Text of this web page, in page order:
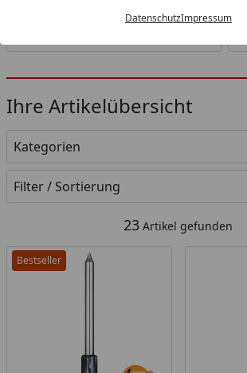
DatenschutzImpressum
Zur Kategorie
Ihre Artikelübersicht
Kategorien
Filter / Sortierung
23 Artikel gefunden
Bestseller